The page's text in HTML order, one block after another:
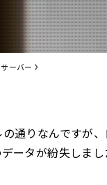
サーバー
通りなんですが
ータが紛失しまし